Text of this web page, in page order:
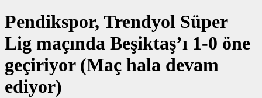
Pendikspor, Trendyol Süper
Lig maçında Beşiktaş’ı 1-0 öne
geçiriyor (Maç hala devam
ediyor)